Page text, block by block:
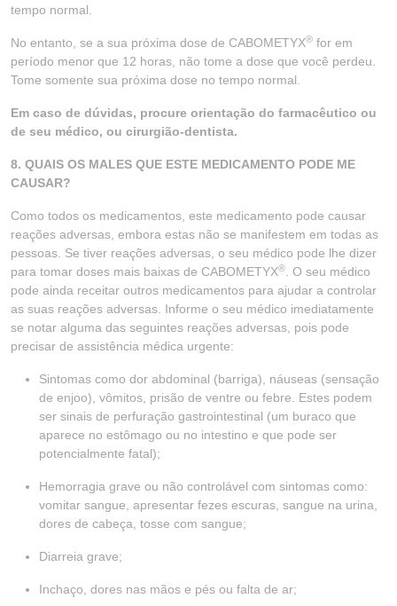
tempo normal.
No entanto, se a sua próxima dose de CABOMETYX® for em
período menor que 12 horas, não tome a dose que você perdeu.
Tome somente sua próxima dose no tempo normal.
Em caso de dúvidas, procure orientação do farmacêutico ou
de seu médico, ou cirurgião-dentista.
8. QUAIS OS MALES QUE ESTE MEDICAMENTO PODE ME
CAUSAR?
Como todos os medicamentos, este medicamento pode causar
reações adversas, embora estas não se manifestem em todas as
pessoas. Se tiver reações adversas, o seu médico pode lhe dizer
para tomar doses mais baixas de CABOMETYX®
. O seu médico
pode ainda receitar outros medicamentos para ajudar a controlar
as suas reações adversas. Informe o seu médico imediatamente
se notar alguma das seguintes reações adversas, pois pode
precisar de assistência médica urgente:
Sintomas como dor abdominal (barriga), náuseas (sensação
de enjoo), vômitos, prisão de ventre ou febre. Estes podem
ser sinais de perfuração gastrointestinal (um buraco que
aparece no estômago ou no intestino e que pode ser
potencialmente fatal);
Hemorragia grave ou não controlável com sintomas como:
vomitar sangue, apresentar fezes escuras, sangue na urina,
dores de cabeça, tosse com sangue;
Diarreia grave;
Inchaço, dores nas mãos e pés ou falta de ar;